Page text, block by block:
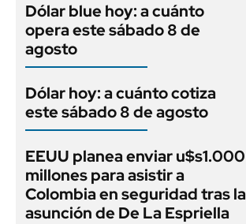
Dólar blue hoy: a cuánto
opera este sábado 8 de
agosto
Dólar hoy: a cuánto cotiza
este sábado 8 de agosto
EEUU planea enviar u$s1.000
millones para asistir a
Colombia en seguridad tras la
asunción de De La Espriella